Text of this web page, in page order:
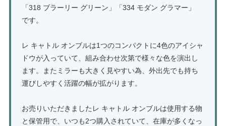
「318 ブラーリー グリーン」「334 モダン グラマー」
です。
レ キャトル オンブルは1つのコンパクトに4色のアイシャ
ドウが入っていて、組み合わせ次第で様々な色を演出し
ます。またミラーも大きく見やすい為、外出先でも持ち
運びしやすく活躍の幅が拡がります。
お売りいただきましたレ キャトル オンブルは使用する物
と保管用で、いつも2つ購入されていて、在庫が多くなっ